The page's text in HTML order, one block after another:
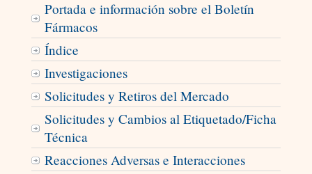
Portada e información sobre el Boletín
Fármacos
Índice
Investigaciones
Solicitudes y Retiros del Mercado
Solicitudes y Cambios al Etiquetado/Ficha
Técnica
Reacciones Adversas e Interacciones